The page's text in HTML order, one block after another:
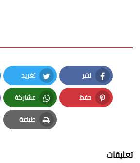
نشر
Facebook
تغريد
Twitter
حفظ
Pinterest
مشاركة
Whatsapp
طباعة
Print
تعليقات